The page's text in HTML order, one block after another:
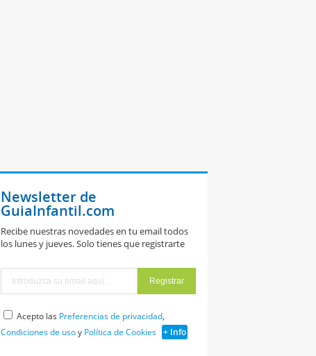
Newsletter de
GuiaInfantil.com
Recibe nuestras novedades en tu email todos
los lunes y jueves. Solo tienes que registrarte
Acepto las Preferencias de privacidad,
Condiciones de usoy Política de Cookies + Info